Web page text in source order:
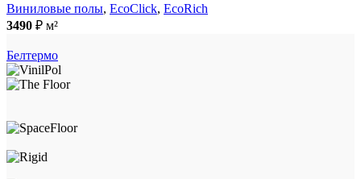
Виниловые полы, EcoClick, EcoRich
3490 ₽ м²
Белтермо